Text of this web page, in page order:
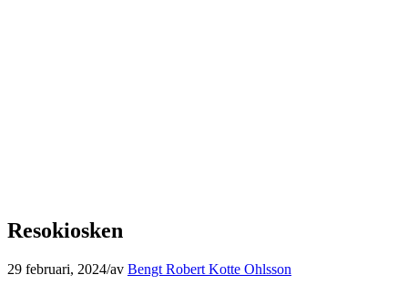
Resokiosken
29 februari, 2024/av Bengt Robert Kotte Ohlsson